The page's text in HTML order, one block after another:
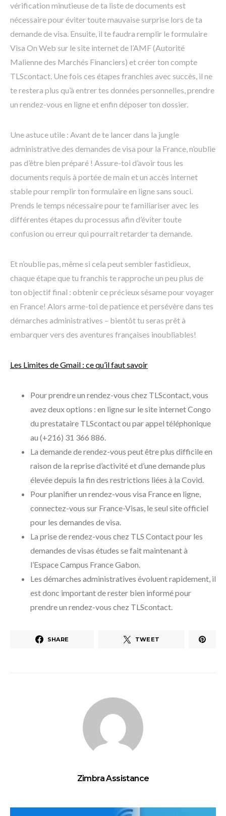
vérification minutieuse de ta liste de documents est
nécessaire pour éviter toute mauvaise surprise lors de ta
demande de visa. Ensuite, il te faudra remplir le formulaire
Visa On Web sur le site internet de l’AMF (Autorité
Malienne des Marchés Financiers) et créer ton compte
TLScontact. Une fois ces étapes franchies avec succès, il ne
te restera plus qu’à entrer tes données personnelles, prendre
un rendez-vous en ligne et enfin déposer ton dossier.
Une astuce utile : Avant de te lancer dans la jungle
administrative des demandes de visa pour la France, n’oublie
pas d’être bien préparé ! Assure-toi d’avoir tous les
documents requis à portée de main et un accès internet
stable pour remplir ton formulaire en ligne sans souci.
Prends le temps nécessaire pour te familiariser avec les
différentes étapes du processus afin d’éviter toute
confusion ou erreur qui pourrait retarder ta demande.
Et n’oublie pas, même si cela peut sembler fastidieux,
chaque étape que tu franchis te rapproche un peu plus de
ton objectif final : obtenir ce précieux sésame pour voyager
en France! Alors arme-toi de patience et persévère dans tes
démarches administratives – bientôt tu seras prêt à
embarquer vers des aventures françaises inoubliables!
Les Limites de Gmail : ce qu’il faut savoir
Pour prendre un rendez-vous chez TLScontact, vous
avez deux options : en ligne sur le site internet Congo
du prestataire TLScontact ou par appel téléphonique
au (+216) 31 366 886.
La demande de rendez-vous peut être plus difficile en
raison de la reprise d’activité et d’une demande plus
élevée depuis la fin des restrictions liées à la Covid.
Pour planifier un rendez-vous visa France en ligne,
connectez-vous sur France-Visas, le seul site officiel
pour les demandes de visa.
La prise de rendez-vous chez TLS Contact pour les
demandes de visas études se fait maintenant à
l’Espace Campus France Gabon.
Les démarches administratives évoluent rapidement, il
est donc important de rester bien informé pour
prendre un rendez-vous chez TLScontact.
SHARE TWEET
Zimbra Assistance